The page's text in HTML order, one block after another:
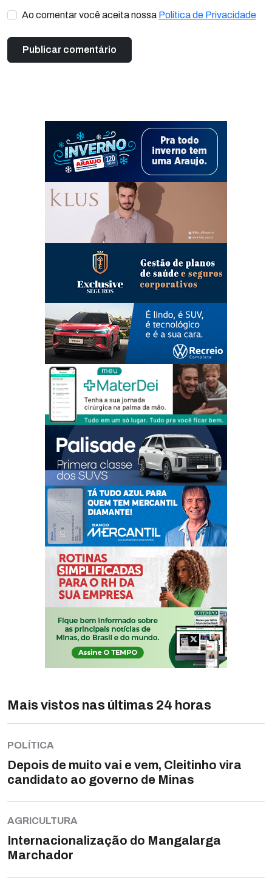
Ao comentar você aceita nossa Política de Privacidade
Mais vistos nas últimas 24 horas
POLÍTICA
Depois de muito vai e vem, Cleitinho vira
candidato ao governo de Minas
AGRICULTURA
Internacionalização do Mangalarga
Marchador